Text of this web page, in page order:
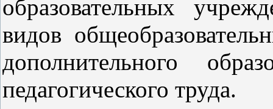
образовательных
видов
дополнительного
педагогического труда.